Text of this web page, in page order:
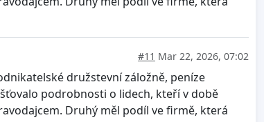
#11 Mar 22, 2026, 07:02
družstevní záložně, peníze
podrobnosti o lidech, kteří v době
Druhý měl podíl ve firmě, která